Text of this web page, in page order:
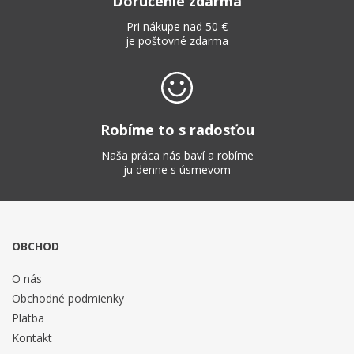
Pri nákupe nad 50 €
je poštovné zdarma
Robíme to s radosťou
Naša práca nás baví a robíme
ju denne s úsmevom
OBCHOD
O nás
Obchodné podmienky
Platba
Kontakt